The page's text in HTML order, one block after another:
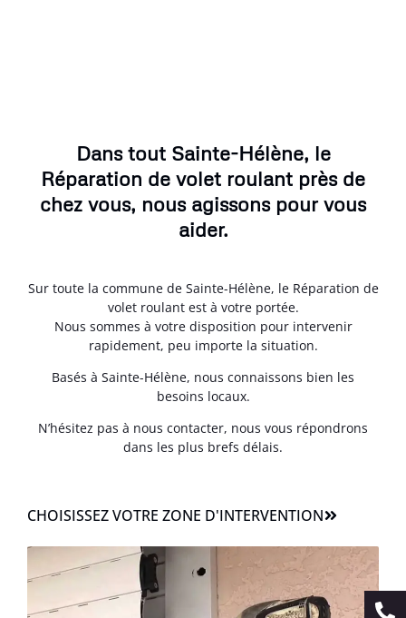
Dans tout Sainte-Hélène, le
Réparation de volet roulant près de
chez vous, nous agissons pour vous
aider.
Sur toute la commune de Sainte-Hélène, le Réparation de
volet roulant est à votre portée.
Nous sommes à votre disposition pour intervenir
rapidement, peu importe la situation.
Basés à Sainte-Hélène, nous connaissons bien les
besoins locaux.
N’hésitez pas à nous contacter, nous vous répondrons
dans les plus brefs délais.
CHOISISSEZ VOTRE ZONE D'INTERVENTION